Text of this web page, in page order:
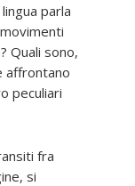
parla
Quali sono,
affrontano
peculiari
fra
si